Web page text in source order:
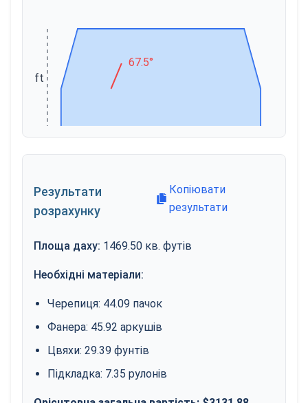
12 ft
67.5°
Результати
розрахунку
Копіювати
результати
Площа даху: 1469.50 кв. футів
Необхідні матеріали:
Черепиця: 44.09 пачок
Фанера: 45.92 аркушів
Цвяхи: 29.39 фунтів
Підкладка: 7.35 рулонів